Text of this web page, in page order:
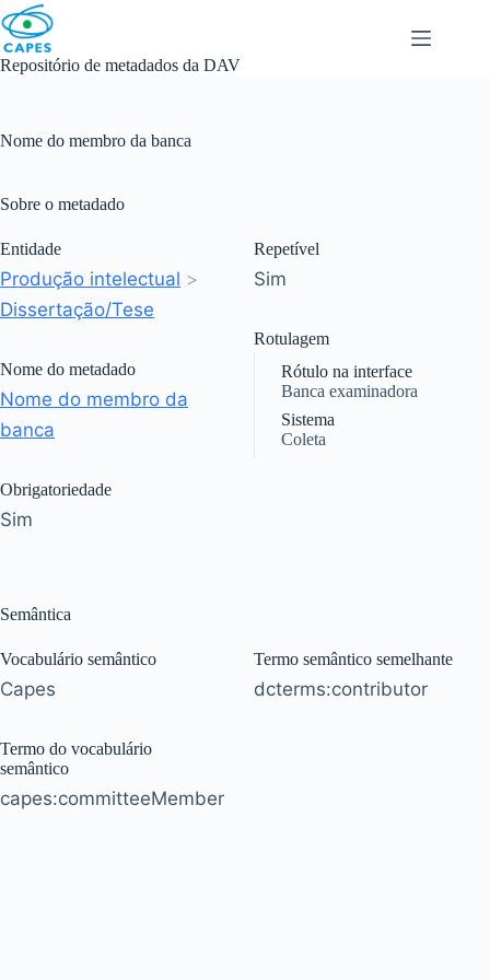
Skip
to
content
Repositório de metadados da DAV
Nome do membro da banca
Sobre o metadado
Entidade
Produção intelectual >
Dissertação/Tese
Nome do metadado
Nome do membro da
banca
Obrigatoriedade
Sim
Repetível
Sim
Rotulagem
Rótulo na interface
Banca examinadora
Sistema
Coleta
Semântica
Vocabulário semântico
Capes
Termo do vocabulário
semântico
capes:committeeMember
Termo semântico semelhante
dcterms:contributor